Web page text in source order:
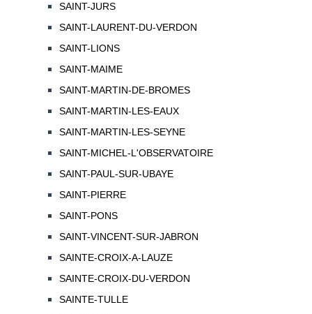
SAINT-JURS
SAINT-LAURENT-DU-VERDON
SAINT-LIONS
SAINT-MAIME
SAINT-MARTIN-DE-BROMES
SAINT-MARTIN-LES-EAUX
SAINT-MARTIN-LES-SEYNE
SAINT-MICHEL-L'OBSERVATOIRE
SAINT-PAUL-SUR-UBAYE
SAINT-PIERRE
SAINT-PONS
SAINT-VINCENT-SUR-JABRON
SAINTE-CROIX-A-LAUZE
SAINTE-CROIX-DU-VERDON
SAINTE-TULLE